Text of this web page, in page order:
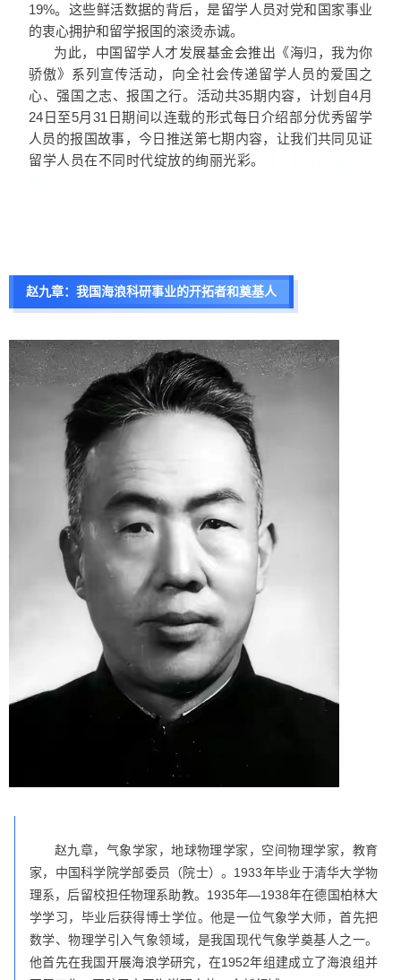
19%。这些鲜活数据的背后，是留学人员对党和国家事业
的衷心拥护和留学报国的滚烫赤诚。
为此，中国留学人才发展基金会推出《海归，我为你
骄傲》系列宣传活动，向全社会传递留学人员的爱国之
心、强国之志、报国之行。活动共35期内容，计划自4月
24日至5月31日期间以连载的形式每日介绍部分优秀留学
人员的报国故事，今日推送第七期内容，让我们共同见证
留学人员在不同时代绽放的绚丽光彩。
赵九章： 我国海浪科研事业的开拓者和奠基人
赵九章，气象学家，地球物理学家，空间物理学家，教育
家，中国科学院学部委员（院士）。1933年毕业于清华大学物
理系，后留校担任物理系助教。1935年—1938年在德国柏林大
学学习，毕业后获得博士学位。他是一位气象学大师，首先把
数学、物理学引入气象领域，是我国现代气象学奠基人之一。
他首先在我国开展海浪学研究，在1952年组建成立了海浪组并